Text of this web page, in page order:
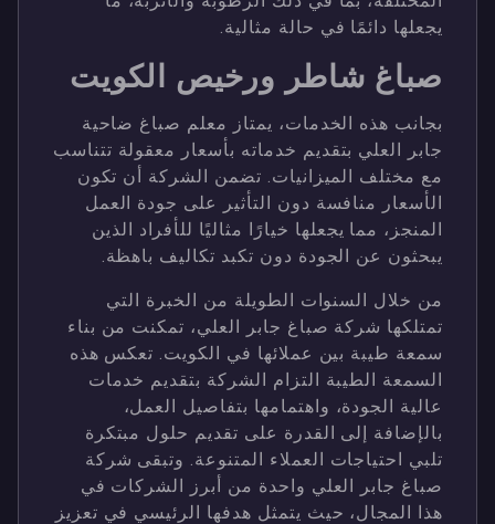
يجعلها دائمًا في حالة مثالية.
صباغ شاطر ورخيص الكويت
بجانب هذه الخدمات، يمتاز معلم صباغ ضاحية
جابر العلي بتقديم خدماته بأسعار معقولة تتناسب
مع مختلف الميزانيات. تضمن الشركة أن تكون
الأسعار منافسة دون التأثير على جودة العمل
المنجز، مما يجعلها خيارًا مثاليًا للأفراد الذين
يبحثون عن الجودة دون تكبد تكاليف باهظة.
من خلال السنوات الطويلة من الخبرة التي
تمتلكها شركة صباغ جابر العلي، تمكنت من بناء
سمعة طيبة بين عملائها في الكويت. تعكس هذه
السمعة الطيبة التزام الشركة بتقديم خدمات
عالية الجودة، واهتمامها بتفاصيل العمل،
بالإضافة إلى القدرة على تقديم حلول مبتكرة
تلبي احتياجات العملاء المتنوعة. وتبقى شركة
صباغ جابر العلي واحدة من أبرز الشركات في
هذا المجال، حيث يتمثل هدفها الرئيسي في تعزيز